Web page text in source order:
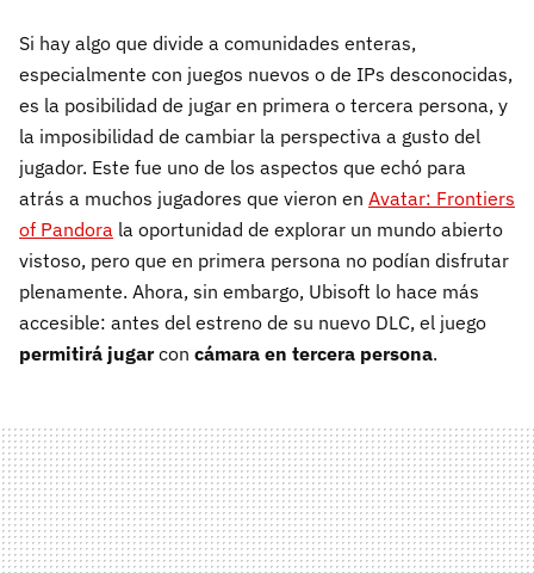
Si hay algo que divide a comunidades enteras,
especialmente con juegos nuevos o de IPs desconocidas,
es la posibilidad de jugar en primera o tercera persona, y
la imposibilidad de cambiar la perspectiva a gusto del
jugador. Este fue uno de los aspectos que echó para
atrás a muchos jugadores que vieron en Avatar: Frontiers
of Pandora la oportunidad de explorar un mundo abierto
vistoso, pero que en primera persona no podían disfrutar
plenamente. Ahora, sin embargo, Ubisoft lo hace más
accesible: antes del estreno de su nuevo DLC, el juego
permitirá jugarcon cámara en tercera persona.